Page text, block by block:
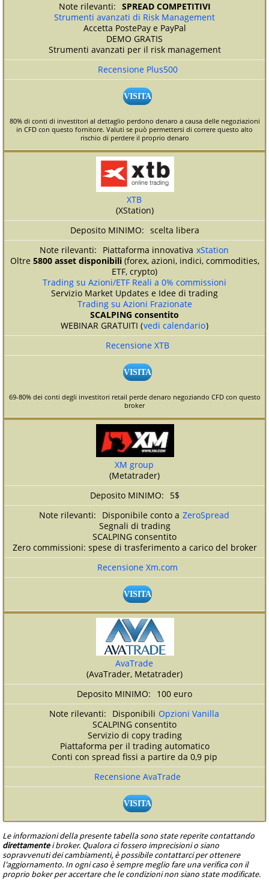
SPREAD COMPETITIVI
Strumenti avanzati di Risk Management
Accetta PostePay e PayPal
DEMO GRATIS
Strumenti avanzati per il risk management
Recensione Plus500
VISITA
80% di conti di investitori al dettaglio perdono denaro a causa delle negoziazioni
in CFD con questo fornitore. Valuti se può permettersi di correre questo alto
rischio di perdere il proprio denaro
XTB
(XStation)
scelta libera
Piattaforma innovativa xStation
Oltre 5800 asset disponibili(forex, azioni, indici, commodities,
ETF, crypto)
Trading su Azioni/ETF Reali a 0% commissioni
Servizio Market Updates e Idee di trading
Trading su Azioni Frazionate
SCALPING consentito
WEBINAR GRATUITI (vedi calendario)
Recensione XTB
VISITA
69-80% dei conti degli investitori retail perde denaro negoziando CFD con questo
broker
XM group
(Metatrader)
5$
Disponibile conto a ZeroSpread
Segnali di trading
SCALPING consentito
Zero commissioni: spese di trasferimento a carico del broker
Recensione Xm.com
VISITA
AvaTrade
(AvaTrader, Metatrader)
100 euro
Disponibili Opzioni Vanilla
SCALPING consentito
Servizio di copy trading
Piattaforma per il trading automatico
Conti con spread fissi a partire da 0,9 pip
Recensione AvaTrade
VISITA
Le informazioni della presente tabella sono state reperite contattando
direttamentei broker. Qualora ci fossero imprecisioni o siano
sopravvenuti dei cambiamenti, è possibile contattarci per ottenere
l'aggiornamento. In ogni caso è sempre meglio fare una verifica con il
proprio boker per accertare che le condizioni non siano state modificate.